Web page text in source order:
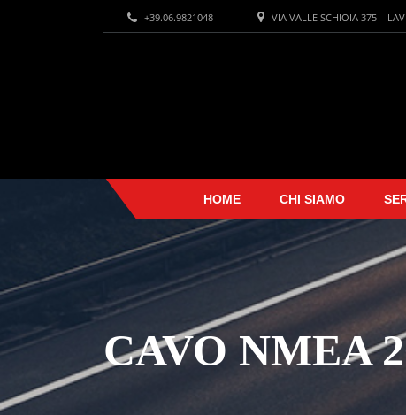
VIA VALLE SCHIOIA 375 –
+39.06.9821048
HOME CHI SIAMO
CAVO NMEA